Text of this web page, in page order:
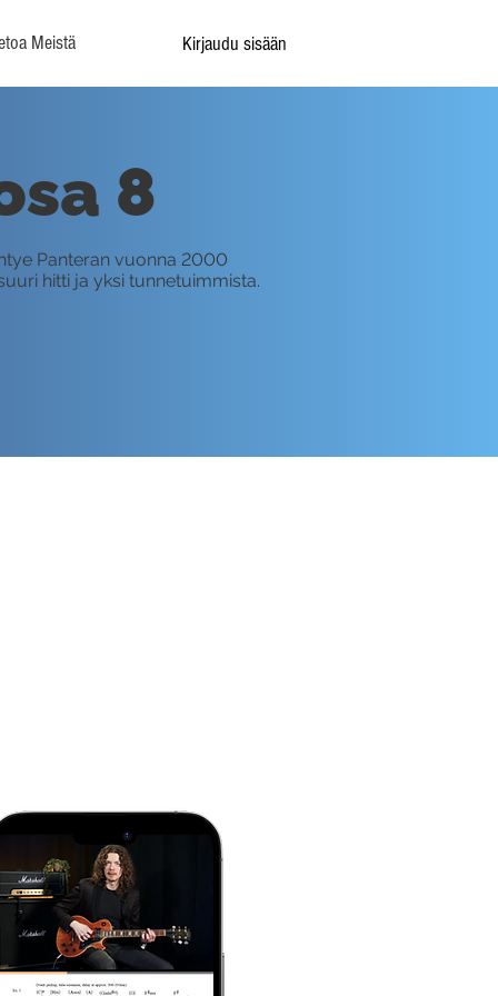
Meistä Kirjaudu sisään
8
Panteran vuonna 2000
hitti ja yksi tunnetuimmista.